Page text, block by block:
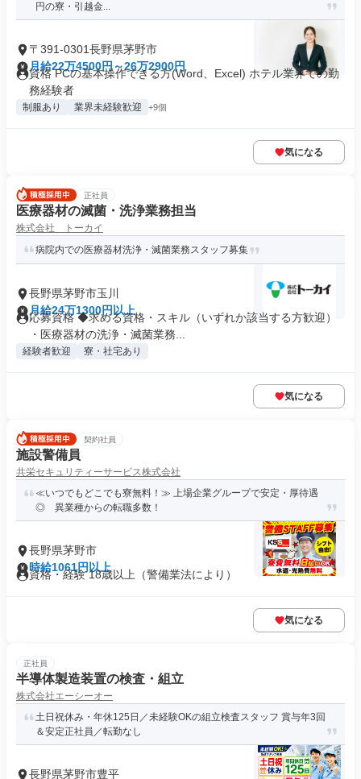
円の寮・引越金...
〒391-0301長野県茅野市
月給22万4500円～26万2900円
資格 PCの基本操作できる方(Word、Excel) ホテル業界での勤
務経験者
制服あり 業界未経験歓迎 +9個
気になる
正社員
医療器材の滅菌・洗浄業務担当
株式会社 トーカイ
病院内での医療器材洗浄・滅菌業務スタッフ募集
長野県茅野市玉川
月給24万1300円以上
応募資格 ◆求める資格・スキル（いずれか該当する方歓迎）
・医療器材の洗浄・滅菌業務...
経験者歓迎 寮・社宅あり
気になる
契約社員
施設警備員
共栄セキュリティーサービス株式会社
≪いつでもどこでも寮無料！≫ 上場企業グループで安定・厚待遇
◎ 異業種からの転職多数！
長野県茅野市
時給1061円以上
資格・経験 18歳以上（警備業法により）
気になる
正社員
半導体製造装置の検査・組立
株式会社エーシーオー
土日祝休み・年休125日／未経験OKの組立検査スタッフ 賞与年3回
＆安定正社員／転勤なし
長野県茅野市豊平